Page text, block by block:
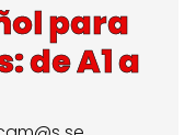
para
de A1 a